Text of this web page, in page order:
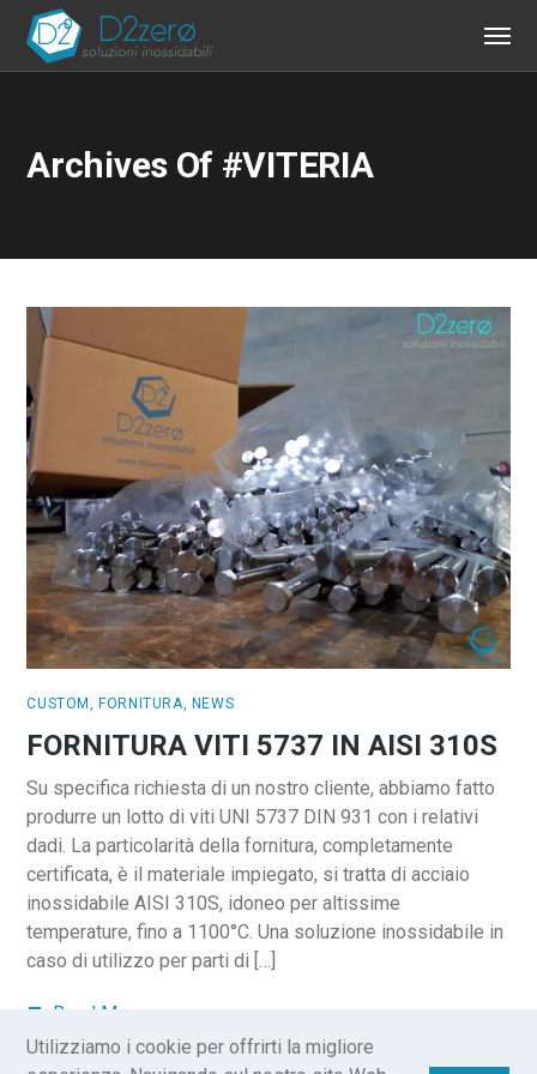
Archives Of #VITERIA
CUSTOM , FORNITURA, NEWS
FORNITURA VITI 5737 IN AISI 310S
Su specifica richiesta di un nostro cliente, abbiamo fatto
produrre un lotto di viti UNI 5737 DIN 931 con i relativi
dadi. La particolarità della fornitura, completamente
certificata, è il materiale impiegato, si tratta di acciaio
inossidabile AISI 310S, idoneo per altissime
temperature, fino a 1100°C. Una soluzione inossidabile in
caso di utilizzo per parti di […]
Read More
Utilizziamo i cookie per offrirti la migliore